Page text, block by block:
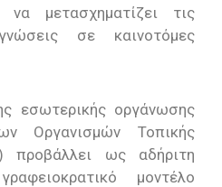
μετασχηματίζει τις
σε καινοτόμες
εσωτερικής οργάνωσης
Οργανισμών Τοπικής
προβάλλει ως αδήριτη
μοντέλο